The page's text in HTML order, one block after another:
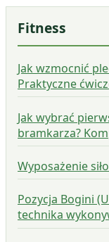
Fitness
Jak wzmocnić
Praktyczne
Jak wybrać
bramkarza?
Wyposażenie
Pozycja Bogini
technika